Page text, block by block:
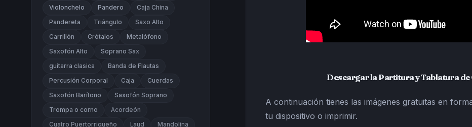
Descargar la Partitura y Tablatura
A continuación tienes las imágenes gratuitas en
tu dispositivo o imprimir.
Violonchelo Pandero Caja China
Pandereta Triángulo Saxo Alto
Carrillón Crótalos Metalófono
Saxofón Alto Soprano Sax
guitarra clasica Banda de Flautas
Percusión Corporal Caja Cuerdas
Saxofón Barítono Saxofón Soprano
Trompa o corno Acordeón
Cuatro Puertorriqueño Laud Mandolina